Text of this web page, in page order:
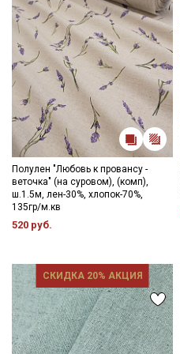
Полулен "Любовь к провансу -
веточка" (на суровом), (комп),
ш.1.5м, лен-30%, хлопок-70%,
135гр/м.кв
520 руб.
СКИДКА 20% АКЦИЯ